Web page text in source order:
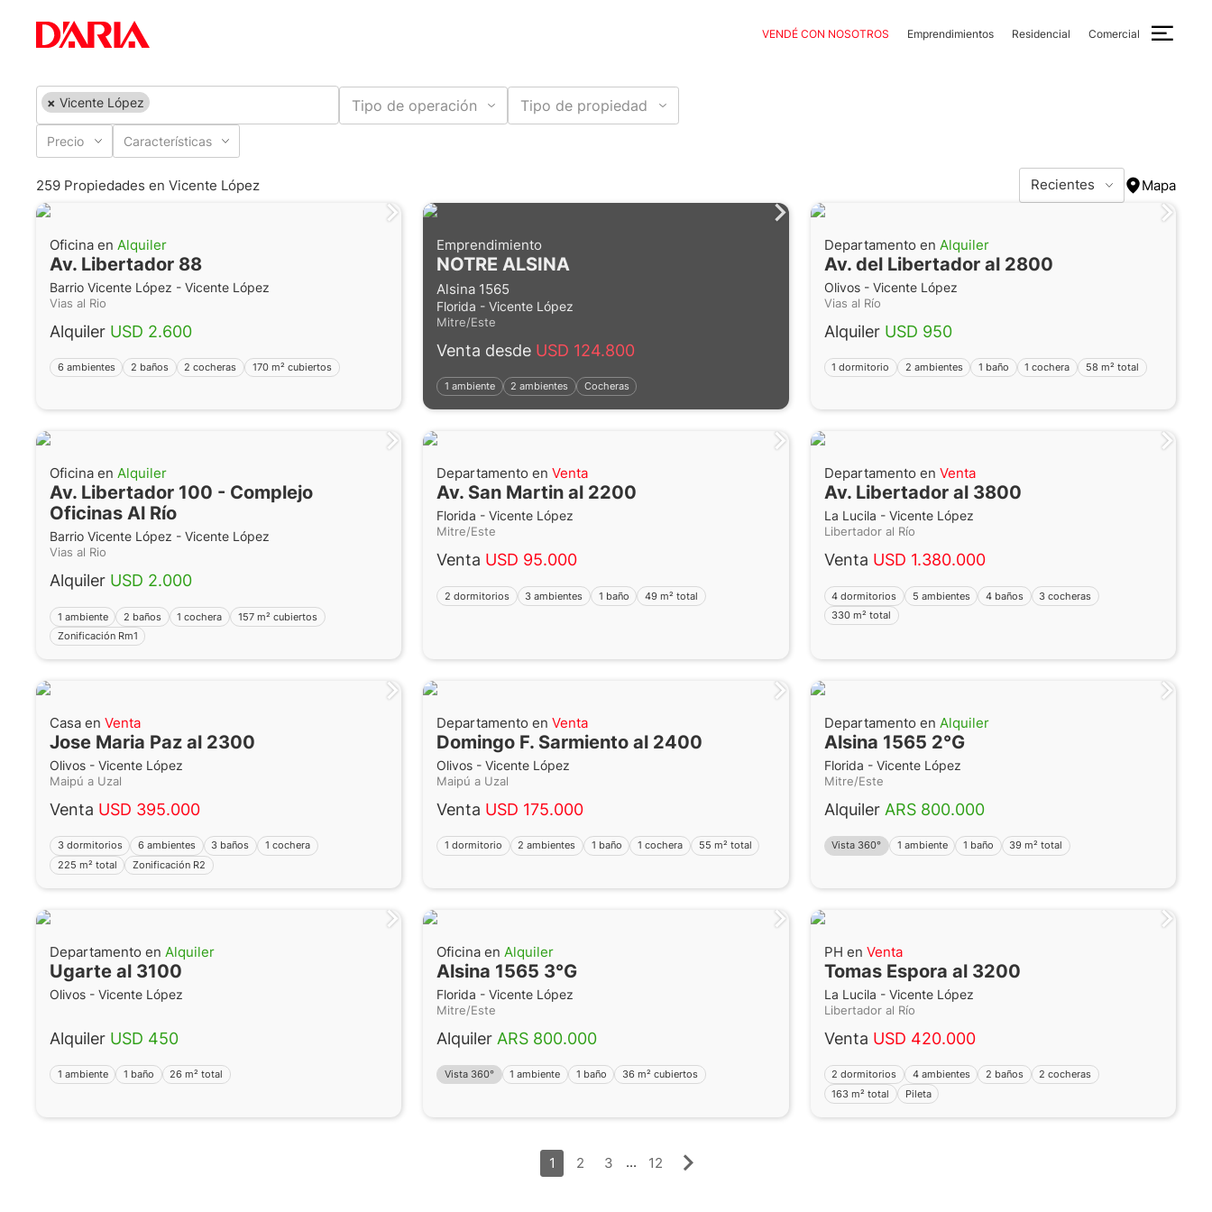
VENDÉ CON NOSOTROS Emprendimientos Residencial Comercial
× Vicente López Tipo de operación Tipo de propiedad
Precio Características
259 Propiedades en Vicente López Recientes Mapa
Oficina en Alquiler
Av. Libertador 88
Barrio Vicente López - Vicente López
Vias al Rio
Alquiler USD 2.600
6 ambientes 2 baños 2 cocheras 170 m² cubiertos
Emprendimiento
NOTRE ALSINA
Alsina 1565
Florida - Vicente López
Mitre/Este
Venta desde USD 124.800
1 ambiente 2 ambientes Cocheras
Departamento en Alquiler
Av. del Libertador al 2800
Olivos - Vicente López
Vias al Río
Alquiler USD 950
1 dormitorio 2 ambientes 1 baño 1 cochera 58 m² total
Oficina en Alquiler
Av. Libertador 100 - Complejo
Oficinas Al Río
Barrio Vicente López - Vicente López
Vias al Rio
Alquiler USD 2.000
1 ambiente 2 baños 1 cochera
157 m² cubiertos
Zonificación Rm1
Departamento enVenta
Av. San Martin al 2200
Florida - Vicente López
Mitre/Este
Venta USD 95.000
2 dormitorios 3 ambientes 1 baño 49 m² total
Departamento en Venta
Av. Libertador al 3800
La Lucila - Vicente López
Libertador al Río
Venta USD 1.380.000
4 dormitorios 5 ambientes 4 baños
3 cocheras
330 m² total
Casa en Venta
Jose Maria Paz al 2300
Olivos - Vicente López
Maipú a Uzal
Venta USD 395.000
3 dormitorios 6 ambientes 3 baños
1 cochera
225 m² total
Zonificación R2
Departamento enVenta
Domingo F. Sarmiento al 2400
Olivos - Vicente López
Maipú a Uzal
Venta USD 175.000
1 dormitorio 2 ambientes 1 baño 1 cochera 55 m² total
Departamento en Alquiler
Alsina 1565 2°G
Florida - Vicente López
Mitre/Este
Alquiler ARS 800.000
Vista 360° 1 ambiente 1 baño 39 m² total
Departamento en Alquiler
Ugarte al 3100
Olivos - Vicente López
Alquiler USD 450
1 ambiente 1 baño 26 m² total
Oficina enAlquiler
Alsina 1565 3°G
Florida - Vicente López
Mitre/Este
Alquiler ARS 800.000
Vista 360° 1 ambiente 1 baño 36 m² cubiertos
PH en Venta
Tomas Espora al 3200
La Lucila - Vicente López
Libertador al Río
Venta USD 420.000
2 dormitorios 4 ambientes 2 baños
2 cocheras
163 m² total
Pileta
1 2 3 ... 12